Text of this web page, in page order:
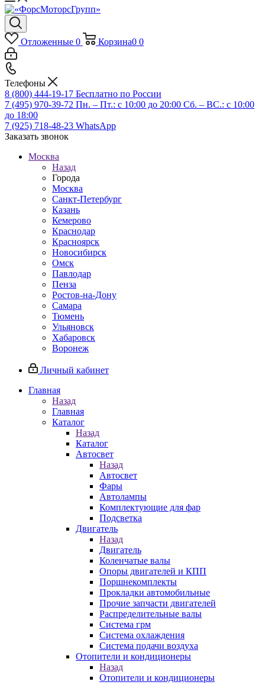
Отложенные 0 Корзина0 0
Телефоны
8 (800) 444-19-17 Бесплатно по России
7 (495) 970-39-72 Пн. – Пт.: с 10:00 до 20:00 Сб. – ВС.: c 10:00
до 18:00
7 (925) 718-48-23 WhatsApp
Заказать звонок
Москва
Назад
Города
Москва
Санкт-Петербург
Казань
Кемерово
Краснодар
Красноярск
Новосибирск
Омск
Павлодар
Пенза
Ростов-на-Дону
Самара
Тюмень
Ульяновск
Хабаровск
Воронеж
Личный кабинет
Главная
Назад
Главная
Каталог
Назад
Каталог
Автосвет
Назад
Автосвет
Фары
Автолампы
Комплектующие для фар
Подсветка
Двигатель
Назад
Двигатель
Коленчатые валы
Опоры двигателей и КПП
Поршнекомплекты
Прокладки автомобильные
Прочие запчасти двигателей
Распределительные валы
Система грм
Система охлаждения
Система подачи воздуха
Отопители и кондиционеры
Назад
Отопители и кондиционеры